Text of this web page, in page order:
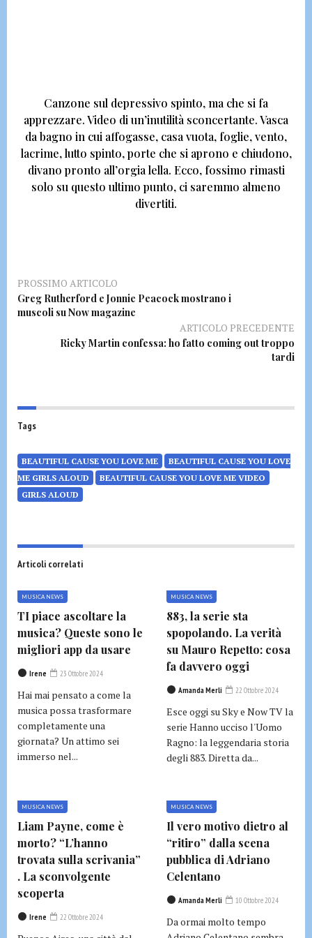
Canzone sul depressivo spinto, ma che si fa
apprezzare.Video di un’inutilità sconcertante.Vasca
da bagno in cui affogasse, casa vuota, foglie, vento,
lacrime, lutto spinto, porte che si aprono e chiudono,
divano pronto all’orgia lella. Ecco, fossimo rimasti
solo su questo ultimo punto, ci saremmo almeno
divertiti.
PROSSIMO ARTICOLO
Greg Rutherford e Jonnie Peacock mostrano i
muscoli su Now magazine
ARTICOLO PRECEDENTE
Ricky Martin confessa: ho fatto coming out troppo
tardi
Tags
BEAUTIFUL CAUSE YOU LOVE ME
BEAUTIFUL CAUSE YOU LOVE
ME GIRLS ALOUD
BEAUTIFUL CAUSE YOU LOVE ME VIDEO
GIRLS ALOUD
Articoli correlati
MUSICA NEWS
TI piace ascoltare la
musica? Queste sono le
migliori app da usare
Irene 23 Ottobre 2024
Hai mai pensato a come la
musica possa trasformare
completamente una
giornata? Un attimo sei
immerso nel...
MUSICA NEWS
883, la serie sta
spopolando. La verità
su Mauro Repetto: cosa
fa davvero oggi
Amanda Merli 22 Ottobre 2024
Esce oggi su Sky e Now TV la
serie Hanno ucciso l'Uomo
Ragno: la leggendaria storia
degli 883. Diretta da...
MUSICA NEWS
Liam Payne, come è
morto? “L’hanno
trovata sulla scrivania”
. La sconvolgente
scoperta
Irene 22 Ottobre 2024
MUSICA NEWS
Il vero motivo dietro al
“ritiro” dalla scena
pubblica di Adriano
Celentano
Amanda Merli 10 Ottobre 2024
Da ormai molto tempo